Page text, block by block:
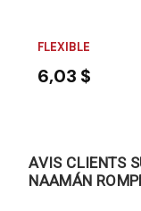
FLEXIBLE
6,03 $
AVIS CLIENTS
NAAMÁN